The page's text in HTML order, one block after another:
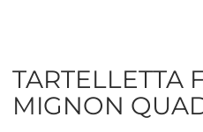
TARTELLETTA
MIGNON